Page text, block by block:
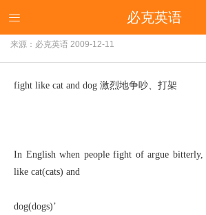
 必克英语
fight like cat and dog 激烈地
来源：必克英语 2009-12-11
fight like cat and dog 激烈地争吵、打架
In English when people fight of argue bitterly,
like cat(cats) and
dog(dogs)’